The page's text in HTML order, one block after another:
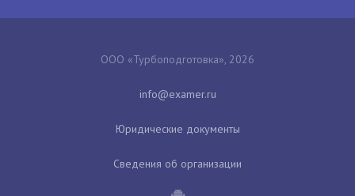
ООО «Турбоподготовка», 2026
Юридические документы
Сведения об организации